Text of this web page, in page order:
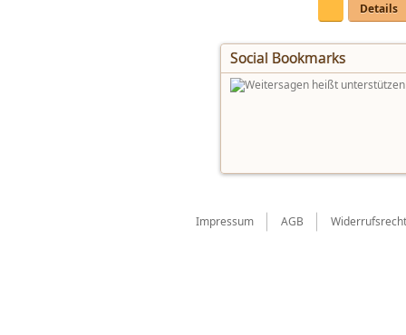
Details
Social Bookmarks
Impressum AGB Widerrufsrecht